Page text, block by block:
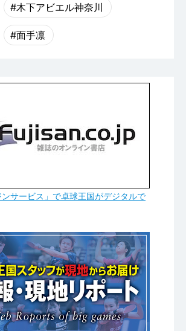
#木下アビエル神奈川
#面手凛
ンサービス」で卓球王国がデジタルで